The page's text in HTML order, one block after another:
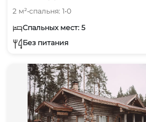
2 м²•спальня: 1•0
Спальных мест: 5
Без питания